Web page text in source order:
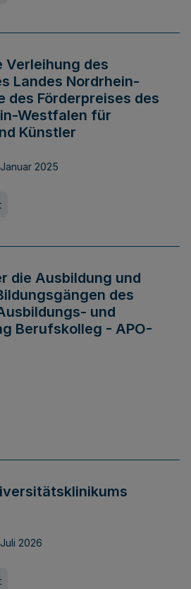
Verleihung des
Landes Nordrhein-
des Förderpreises des
Westfalen für
Künstler
2025
die Ausbildung und
des
und
Berufskolleg - APO-
2026